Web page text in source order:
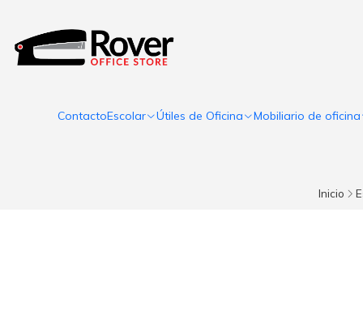
ContactoEscolar Útiles de Oficina Mobiliario de oficina
Inicio